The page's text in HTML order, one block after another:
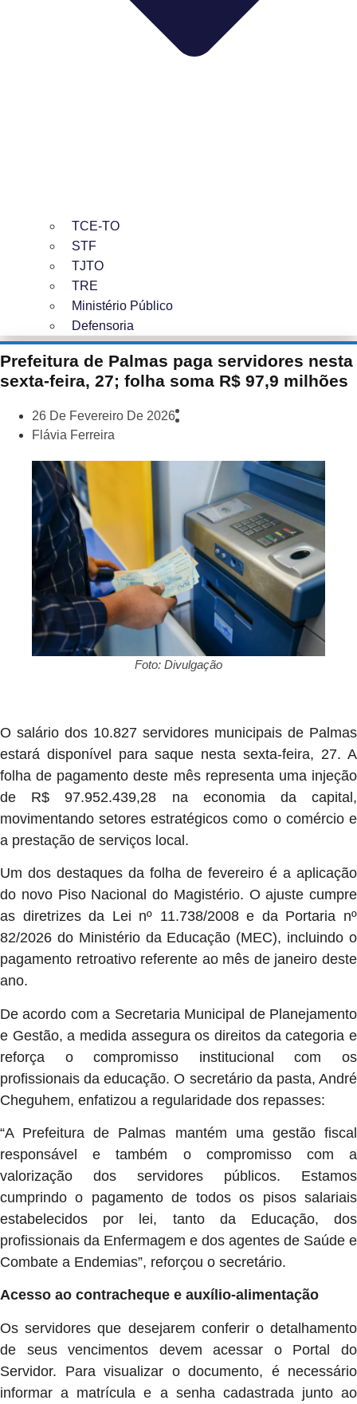
TCE-TO
STF
TJTO
TRE
Ministério Público
Defensoria
Prefeitura de Palmas paga servidores nesta
sexta-feira, 27; folha soma R$ 97,9 milhões
26 De Fevereiro De 2026
Flávia Ferreira
Foto: Divulgação
O salário dos 10.827 servidores municipais de Palmas
estará disponível para saque nesta sexta-feira, 27. A
folha de pagamento deste mês representa uma injeção
de R$ 97.952.439,28 na economia da capital,
movimentando setores estratégicos como o comércio e
a prestação de serviços local.
Um dos destaques da folha de fevereiro é a aplicação
do novo Piso Nacional do Magistério. O ajuste cumpre
as diretrizes da Lei nº 11.738/2008 e da Portaria nº
82/2026 do Ministério da Educação (MEC), incluindo o
pagamento retroativo referente ao mês de janeiro deste
ano.
De acordo com a Secretaria Municipal de Planejamento
e Gestão, a medida assegura os direitos da categoria e
reforça o compromisso institucional com os
profissionais da educação. O secretário da pasta, André
Cheguhem, enfatizou a regularidade dos repasses:
“A Prefeitura de Palmas mantém uma gestão fiscal
responsável e também o compromisso com a
valorização dos servidores públicos. Estamos
cumprindo o pagamento de todos os pisos salariais
estabelecidos por lei, tanto da Educação, dos
profissionais da Enfermagem e dos agentes de Saúde e
Combate a Endemias”, reforçou o secretário.
Acesso ao contracheque e auxílio-alimentação
Os servidores que desejarem conferir o detalhamento
de seus vencimentos devem acessar o Portal do
Servidor. Para visualizar o documento, é necessário
informar a matrícula e a senha cadastrada junto ao